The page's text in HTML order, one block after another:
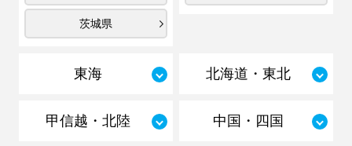
茨城県
東海 北海道・東北
甲信越・北陸 中国・四国